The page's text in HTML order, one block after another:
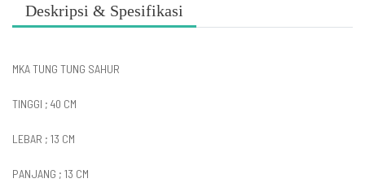
Deskripsi & Spesifikasi
MKA TUNG TUNG SAHUR
TINGGI ; 40 CM
LEBAR ; 13 CM
PANJANG ; 13 CM